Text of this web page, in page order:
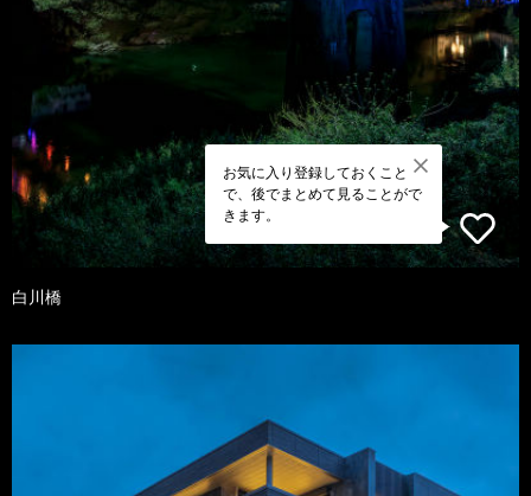
お気に入り登録しておくこと
で、後でまとめて見ることがで
きます。
白川橋